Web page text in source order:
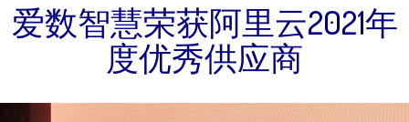
爱数智慧荣获阿里云2021年
度优秀供应商